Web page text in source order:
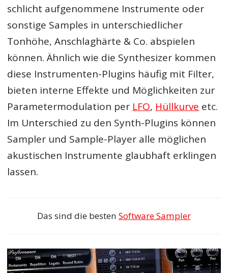
schlicht aufgenommene Instrumente oder
sonstige Samples in unterschiedlicher
Tonhöhe, Anschlaghärte & Co. abspielen
können. Ähnlich wie die Synthesizer kommen
diese Instrumenten-Plugins häufig mit Filter,
bieten interne Effekte und Möglichkeiten zur
Parametermodulation per LFO, Hüllkurve etc.
Im Unterschied zu den Synth-Plugins können
Sampler und Sample-Player alle möglichen
akustischen Instrumente glaubhaft erklingen
lassen.
Das sind die besten Software Sampler